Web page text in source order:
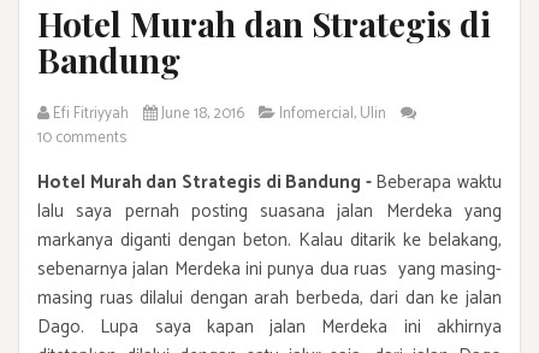
Hotel Murah dan Strategis di
Bandung
Efi Fitriyyah June 18, 2016 Infomercial,Ulin
10 comments
Hotel Murah dan Strategis di Bandung -Beberapa waktu
lalu saya pernah posting suasana jalan Merdeka yang
markanya diganti dengan beton. Kalau ditarik ke belakang,
sebenarnya jalan Merdeka ini punya dua ruas yang masing-
masing ruas dilalui dengan arah berbeda, dari dan ke jalan
Dago. Lupa saya kapan jalan Merdeka ini akhirnya